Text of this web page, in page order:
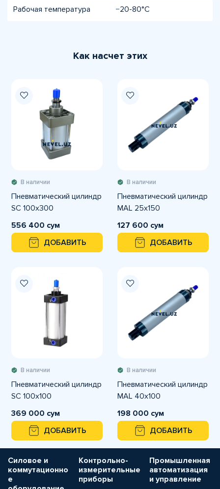
Рабочая температура −20-80°C
Как насчет этих
В наличии
Пневматический цилиндр
SC 100x300
556 400 сум
ДОБАВИТЬ
В наличии
Пневматический цилиндр
MAL 25x150
127 600 сум
ДОБАВИТЬ
В наличии
Пневматический цилиндр
SC 100x100
369 000 сум
ДОБАВИТЬ
В наличии
Пневматический цилиндр
MAL 40x100
198 000 сум
ДОБАВИТЬ
Силовое и
коммутационно
е
Контрольно-
измерительные
приборы
Промышленная
автоматизация
и управление